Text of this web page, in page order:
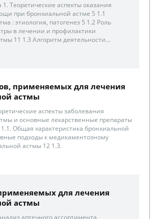
Теоретические аспекты оказания
при бронхиальной астме 5 1.1
: этиология, патогенез 5 1.2 Роль
в лечении и профилактики
11 1.3 Алгоритм деятельности...
применяемых для лечения
астмы
аспекты заболевания
и основные лекарственные препараты
Общая характеристика бронхиальной
подходы к медикаментозному
астмы 12 1.3.
для лечения
астмы
аптечного ассортимента